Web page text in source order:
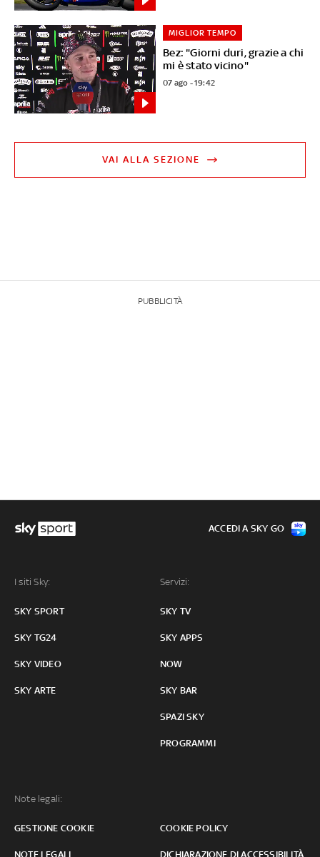
Bez: "Giorni duri, grazie a chi
mi è stato vicino"
MIGLIOR TEMPO
07 ago - 19:42
VAI ALLA SEZIONE
PUBBLICITÀ
I siti Sky:
SKY SPORT
SKY TG24
SKY VIDEO
SKY ARTE
Servizi:
SKY TV
SKY APPS
NOW
SKY BAR
SPAZI SKY
PROGRAMMI
Note legali:
GESTIONE COOKIE COOKIE POLICY
NOTE LEGALI DICHIARAZIONE DI ACCESSIBILITÀ
ACCEDI A SKY GO